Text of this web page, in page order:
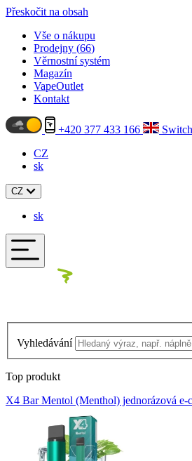
Přeskočit na obsah
Vše o nákupu
Prodejny (66)
Věrnostní systém
Magazín
VapeOutlet
Kontakt
+420 377 433 166
CZ
sk
CZ
sk
Vyhledávání
Top produkt
X4 Bar Mentol (Menthol) jednorázová e-